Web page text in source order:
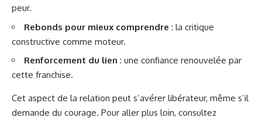
peur.
Rebonds pour mieux comprendre : la critique
constructive comme moteur.
Renforcement du lien : une confiance renouvelée par
cette franchise.
Cet aspect de la relation peut s’avérer libérateur, même s’il
demande du courage. Pour aller plus loin, consultez